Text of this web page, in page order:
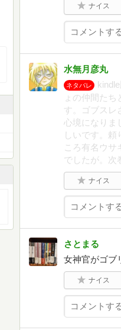
ナイス
水無月彦丸
ネタバレ
ょの仲間た
す。ゴブス
心境になりま
しいです。
ころ有名ウ
でしたが。次
ナイス
さとまる
女神官がゴブ
ナイス